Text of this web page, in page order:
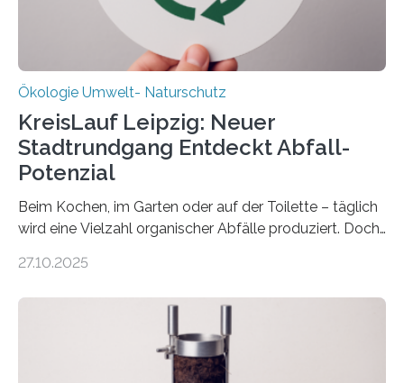
Ökologie Umwelt- Naturschutz
KreisLauf Leipzig: Neuer
Stadtrundgang Entdeckt Abfall-
Potenzial
Beim Kochen, im Garten oder auf der Toilette – täglich
wird eine Vielzahl organischer Abfälle produziert. Doch
Potenzial nur dann entfalten können, wenn sie in
Veränderung der Wirtschaft wichtig ist, zeigt der vom
Deutschen Biomasseforschungszentrum und der
Stadtreinigung Leipzig konzipierte und am 24. Oktober
27.10.2025